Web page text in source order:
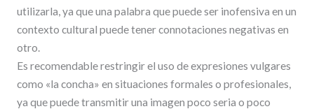
utilizarla, ya que una palabra que puede ser inofensiva en un
contexto cultural puede tener connotaciones negativas en
otro.
Es recomendable restringir el uso de expresiones vulgares
como «la concha» en situaciones formales o profesionales,
ya que puede transmitir una imagen poco seria o poco